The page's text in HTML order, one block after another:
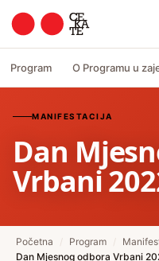
Program O Programu u
MANIFESTACIJA
Dan
Vrbani
Početna Program
Dan Mjesnog odbora Vrbani